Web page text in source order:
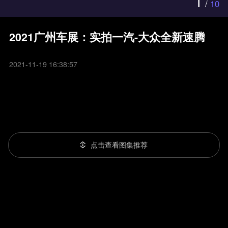
/ 10
2021广州车展：实拍一汽-大众全新速腾
2021-11-19 16:38:57
点击查看图集推荐